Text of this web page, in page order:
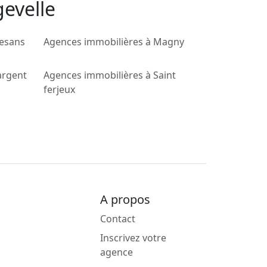
Agences immobilières à Magny
Agences immobilières à Saint
ferjeux
A propos
Contact
Inscrivez votre
agence